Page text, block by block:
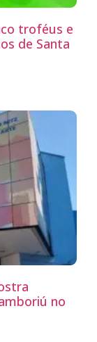
troféus e
de Santa
no